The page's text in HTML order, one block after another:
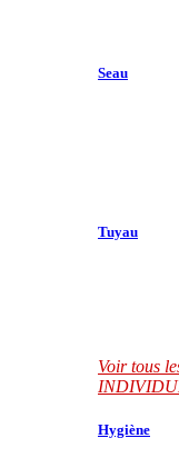
Seau
Tuyau
Voir tous
Hygiène